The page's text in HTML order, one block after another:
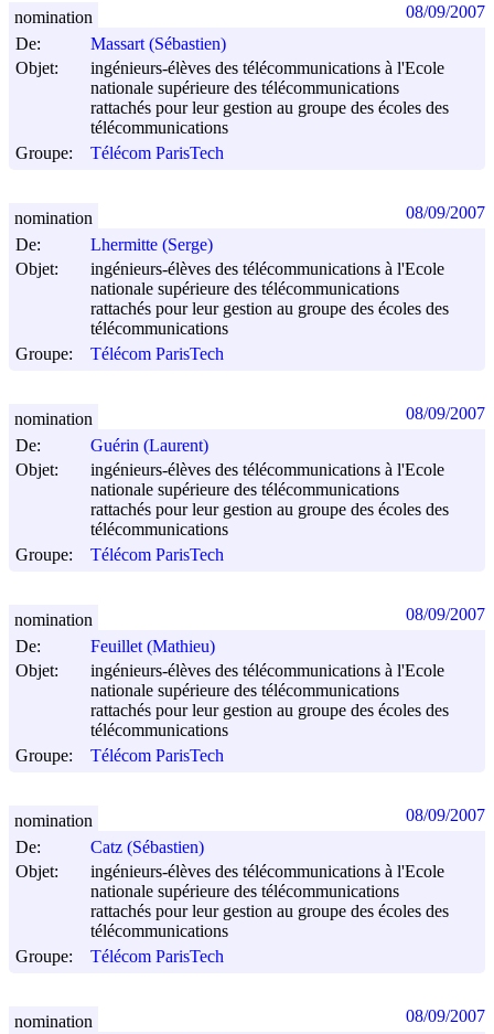
De:
Massart (Sébastien)
Objet:
ingénieurs-élèves des télécommunications à l'Ecole
nationale supérieure des télécommunications
rattachés pour leur gestion au groupe des écoles des
télécommunications
Groupe:
Télécom ParisTech
nomination 08/09/2007
De:
Lhermitte (Serge)
Objet:
ingénieurs-élèves des télécommunications à l'Ecole
nationale supérieure des télécommunications
rattachés pour leur gestion au groupe des écoles des
télécommunications
Groupe:
Télécom ParisTech
nomination 08/09/2007
De:
Guérin (Laurent)
Objet:
ingénieurs-élèves des télécommunications à l'Ecole
nationale supérieure des télécommunications
rattachés pour leur gestion au groupe des écoles des
télécommunications
Groupe:
Télécom ParisTech
nomination 08/09/2007
De:
Feuillet (Mathieu)
Objet:
ingénieurs-élèves des télécommunications à l'Ecole
nationale supérieure des télécommunications
rattachés pour leur gestion au groupe des écoles des
télécommunications
Groupe:
Télécom ParisTech
nomination 08/09/2007
De:
Catz (Sébastien)
Objet:
ingénieurs-élèves des télécommunications à l'Ecole
nationale supérieure des télécommunications
rattachés pour leur gestion au groupe des écoles des
télécommunications
Groupe:
Télécom ParisTech
nomination 08/09/2007
nomination 08/09/2007